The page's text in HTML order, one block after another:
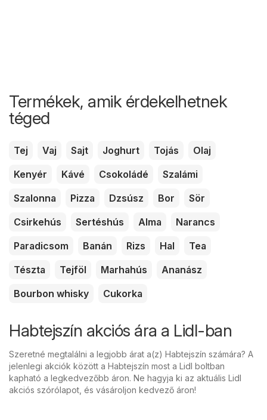
Termékek, amik érdekelhetnek
téged
Tej Vaj Sajt Joghurt Tojás
Olaj
Kenyér
Kávé Csokoládé
Szalámi
Szalonna
Pizza Dzsúsz Bor
Sör
Csirkehús
Sertéshús Alma
Narancs
Paradicsom
Banán Rizs Hal
Tea
Tészta
Tejföl Marhahús
Ananász
Bourbon whisky
Cukorka
Habtejszín akciós ára a Lidl-ban
Szeretné megtalálni a legjobb árat a(z) Habtejszín számára? A
jelenlegi akciók között a Habtejszín most a Lidl boltban
kapható a legkedvezőbb áron. Ne hagyja ki az aktuális Lidl
akciós szórólapot, és vásároljon kedvező áron!